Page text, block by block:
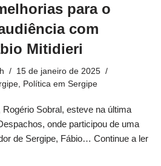
para o
com
Mitidieri
15 de janeiro de 2025
, Política em Sergipe
Sobral, esteve na última
onde participou de uma
de Sergipe, Fábio… Continue a ler